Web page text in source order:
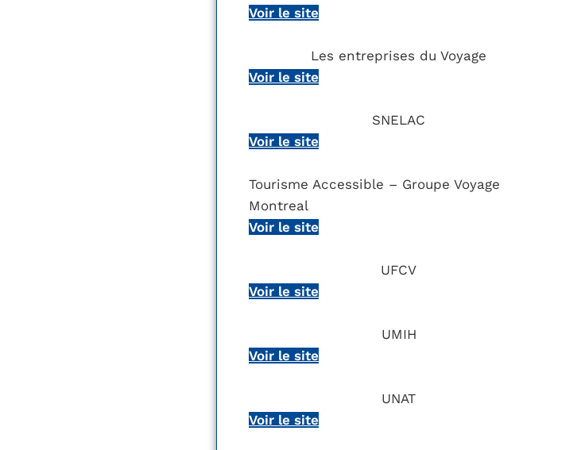
Voir le site
Les entreprises du Voyage
Voir le site
SNELAC
Voir le site
Tourisme Accessible – Groupe Voyage
Montreal
Voir le site
UFCV
Voir le site
UMIH
Voir le site
UNAT
Voir le site